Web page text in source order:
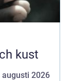
kust
augusti 2026